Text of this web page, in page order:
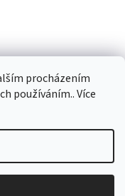
procházením
používáním.. Více
pondělí 10.8.
práva vyhrazena.